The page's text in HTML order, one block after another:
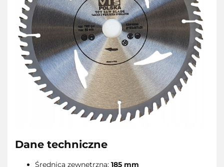
Dane techniczne
Średnica zewnętrzna: 185 mm